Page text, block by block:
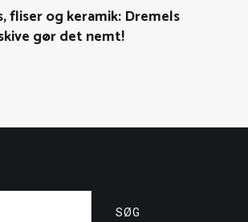
fliser og keramik: Dremels
gør det nemt!
SØG